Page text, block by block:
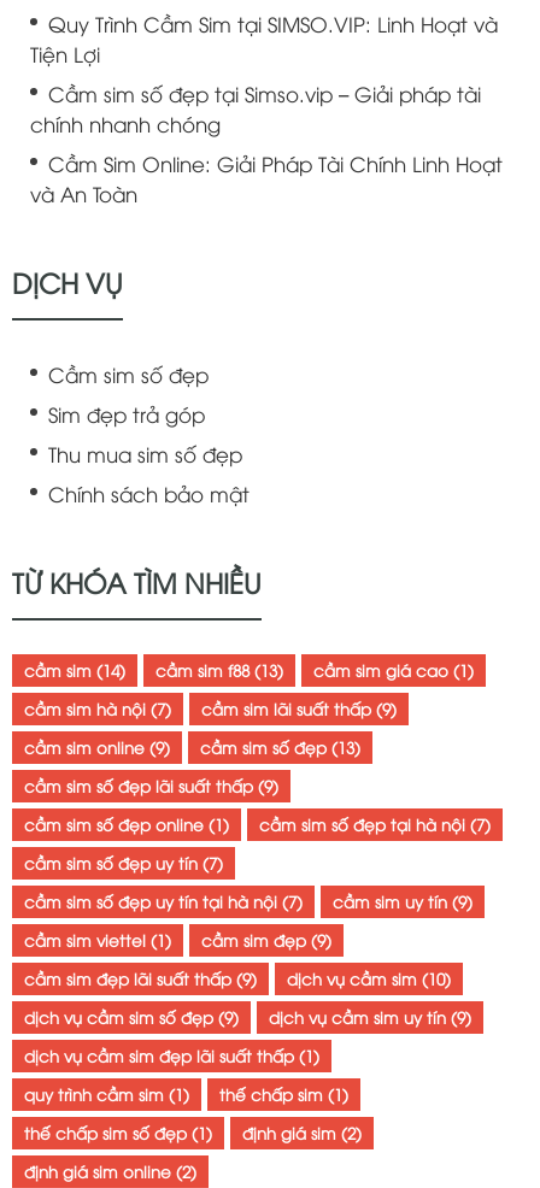
Quy Trình Cầm Sim tại SIMSO.VIP: Linh Hoạt và
Tiện Lợi
Cầm sim số đẹp tại Simso.vip – Giải pháp tài
chính nhanh chóng
Cầm Sim Online: Giải Pháp Tài Chính Linh Hoạt
và An Toàn
DỊCH VỤ
Cầm sim số đẹp
Sim đẹp trả góp
Thu mua sim số đẹp
Chính sách bảo mật
TỪ KHÓA TÌM NHIỀU
cầm sim (14) cầm sim f88(13) cầm sim giá cao (1)
cầm sim hà nội (7) cầm sim lãi suất thấp (9)
cầm sim online (9) cầm sim số đẹp (13)
cầm sim số đẹp lãi suất thấp (9)
cầm sim số đẹp online (1) cầm sim số đẹp tại hà nội (7)
cầm sim số đẹp uy tín (7)
cầm sim số đẹp uy tín tại hà nội (7) cầm sim uy tín (9)
cầm sim viettel (1) cầm sim đẹp (9)
cầm sim đẹp lãi suất thấp (9) dịch vụ cầm sim (10)
dịch vụ cầm sim số đẹp (9) dịch vụ cầm sim uy tín (9)
dịch vụ cầm sim đẹp lãi suất thấp (1)
quy trình cầm sim (1) thế chấp sim (1)
thế chấp sim số đẹp (1) định giá sim (2)
định giá sim online (2)